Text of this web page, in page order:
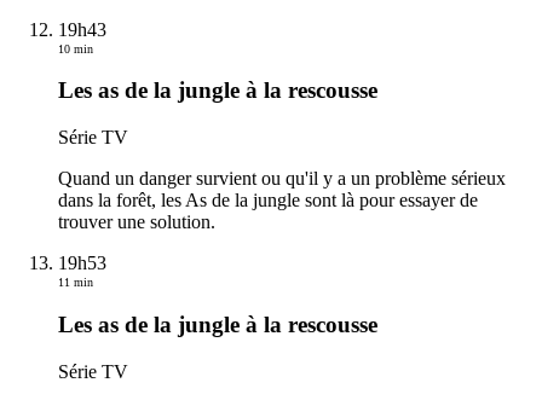
19h43
10 min
Les as de la jungle à la rescousse
Série TV
Quand un danger survient ou qu'il y a un problème sérieux
dans la forêt, les As de la jungle sont là pour essayer de
trouver une solution.
19h53
11 min
Les as de la jungle à la rescousse
Série TV